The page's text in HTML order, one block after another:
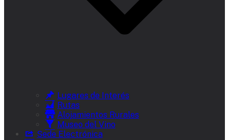
Lugares de Interés
Rutas
Alojamientos Rurales
Museo del Vino
Sede Electrónica